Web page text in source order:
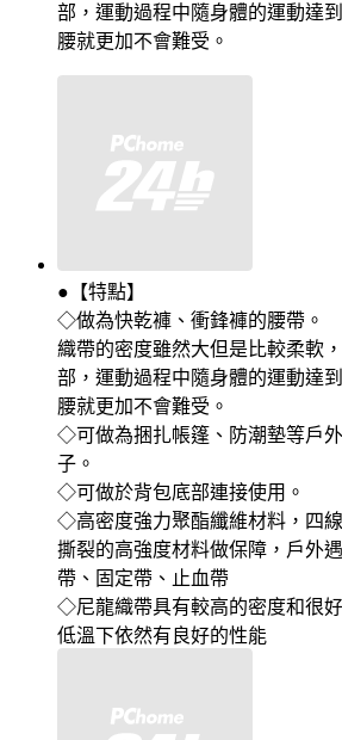
部，運動過程中隨身體的運動達
腰就更加不會難受。
●【特點】
◇做為快乾褲、衝鋒褲的腰帶。
織帶的密度雖然大但是比較柔軟
部，運動過程中隨身體的運動達
腰就更加不會難受。
◇可做為捆扎帳篷、防潮墊等戶
子。
◇可做於背包底部連接使用。
◇高密度強力聚酯纖維材料，四
撕裂的高強度材料做保障，戶外
帶、固定帶、止血帶
◇尼龍織帶具有較高的密度和很
低溫下依然有良好的性能